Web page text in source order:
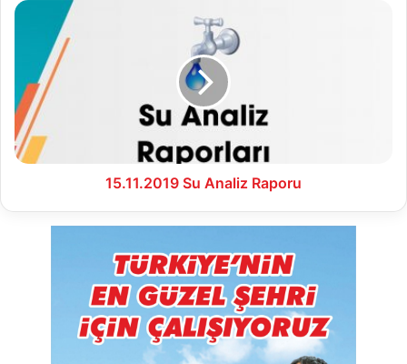
15.11.2019
Raporu
15.11.2019 Su Analiz Raporu